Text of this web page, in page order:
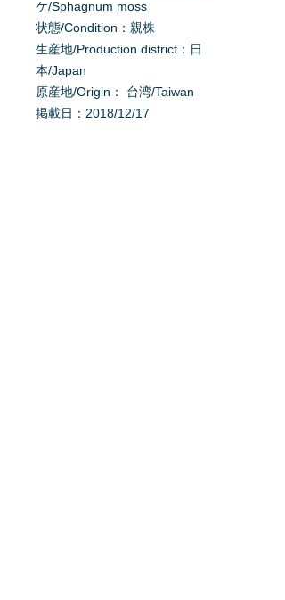
ケ/Sphagnum moss
状態/Condition：親株
生産地/Production district：日
本/Japan
原産地/Origin： 台湾/Taiwan
掲載日：2018/12/17